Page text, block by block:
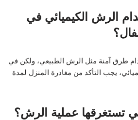
الرش الكيميائي في
طرق آمنة مثل الرش الطبيعي، ولكن في
يجب التأكد من مغادرة المنزل لمدة
تستغرقها عملية الرش؟